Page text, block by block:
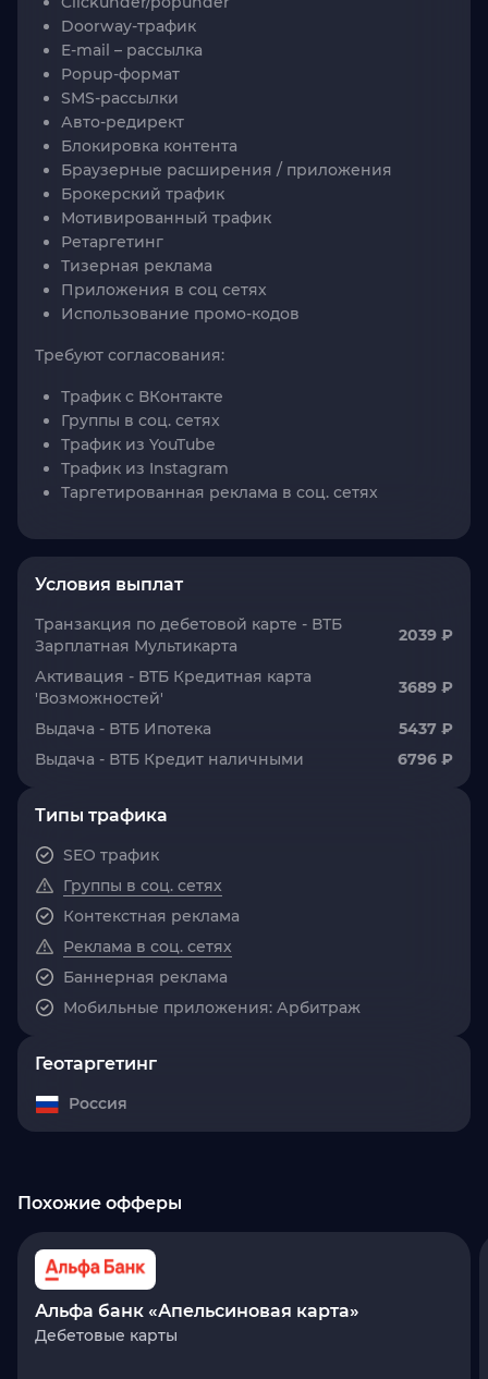
Doorway-трафик
E-mail – рассылка
Popup-формат
SMS-рассылки
Авто-редирект
Блокировка контента
Браузерные расширения / приложения
Брокерский трафик
Мотивированный трафик
Ретаргетинг
Тизерная реклама
Приложения в соц сетях
Использование промо-кодов
Требуют согласования:
Трафик с ВКонтакте
Группы в соц. сетях
Трафик из YouTube
Трафик из Instagram
Таргетированная реклама в соц. сетях
Условия выплат
Транзакция по дебетовой карте - ВТБ
Зарплатная Мультикарта
2039 ₽
Активация - ВТБ Кредитная карта
'Возможностей'
3689 ₽
Выдача - ВТБ Ипотека
5437 ₽
Выдача - ВТБ Кредит наличными
6796 ₽
Типы трафика
SEO трафик
Группы в соц. сетях
Контекстная реклама
Реклама в соц. сетях
Баннерная реклама
Мобильные приложения: Арбитраж
Геотаргетинг
Россия
Похожие офферы
Альфа банк «Апельсиновая карта»
Дебетовые карты